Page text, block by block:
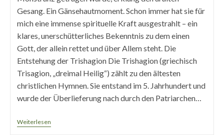
Gesang. Ein Gänsehautmoment. Schon immer hat sie für
mich eine immense spirituelle Kraft ausgestrahlt – ein
klares, unerschütterliches Bekenntnis zu dem einen
Gott, der allein rettet und über Allem steht. Die
Entstehung der Trishagion Die Trishagion (griechisch
Trisagion, „dreimal Heilig“) zählt zu den ältesten
christlichen Hymnen. Sie entstand im 5. Jahrhundert und
wurde der Überlieferung nach durch den Patriarchen…
WeiterlesenTrisagion
–